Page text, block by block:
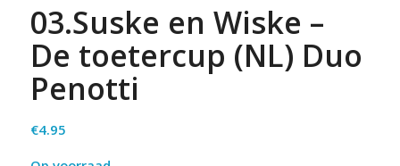
03.Suske en Wiske –
De toetercup (NL) Duo
Penotti
€4.95